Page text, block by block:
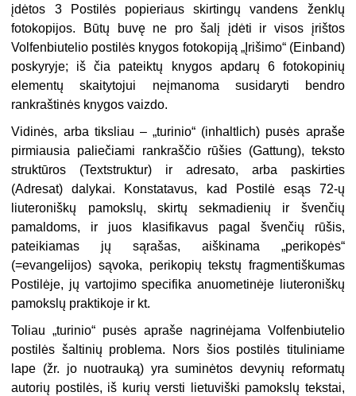
įdėtos 3 Postilės popieriaus skirtingų vandens ženklų
fotokopijos. Būtų buvę ne pro šalį įdėti ir visos įrištos
Volfenbiutelio postilės knygos fotokopiją „Įrišimo“ (Einband)
poskyryje; iš čia pateiktų knygos apdarų 6 fotokopinių
elementų skaitytojui neįmanoma susidaryti bendro
rankraštinės knygos vaizdo.
Vidinės, arba tiksliau – „turinio“ (inhaltlich) pusės apraše
pirmiausia paliečiami rankraščio rūšies (Gattung), teksto
struktūros (Textstruktur) ir adresato, arba paskirties
(Adresat) dalykai. Konstatavus, kad Postilė esąs 72-ų
liuteroniškų pamokslų, skirtų sekmadienių ir švenčių
pamaldoms, ir juos klasifikavus pagal švenčių rūšis,
pateikiamas jų sąrašas, aiškinama „perikopės“
(=evangelijos) sąvoka, perikopių tekstų fragmentiškumas
Postilėje, jų vartojimo specifika anuometinėje liuteroniškų
pamokslų praktikoje ir kt.
Toliau „turinio“ pusės apraše nagrinėjama Volfenbiutelio
postilės šaltinių problema. Nors šios postilės tituliniame
lape (žr. jo nuotrauką) yra suminėtos devynių reformatų
autorių postilės, iš kurių versti lietuviški pamokslų tekstai,